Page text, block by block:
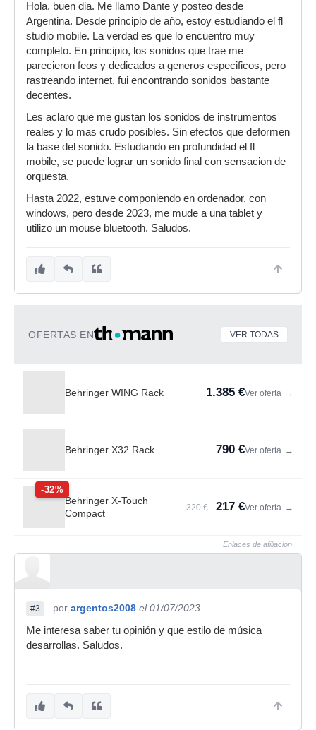
Hola, buen dia. Me llamo Dante y posteo desde
Argentina. Desde principio de año, estoy estudiando el fl
studio mobile. La verdad es que lo encuentro muy
completo. En principio, los sonidos que trae me
parecieron feos y dedicados a generos especificos, pero
rastreando internet, fui encontrando sonidos bastante
decentes.
Les aclaro que me gustan los sonidos de instrumentos
reales y lo mas crudo posibles. Sin efectos que deformen
la base del sonido. Estudiando en profundidad el fl
mobile, se puede lograr un sonido final con sensacion de
orquesta.
Hasta 2022, estuve componiendo en ordenador, con
windows, pero desde 2023, me mude a una tablet y
utilizo un mouse bluetooth. Saludos.
OFERTAS EN VER TODAS
Behringer WING Rack 1.385 €Ver oferta →
Behringer X32 Rack 790 €Ver oferta →
-32%
Behringer X-Touch
Compact
320 € 217 €Ver oferta →
Enlaces de afiliación
#3 por argentos2008 el 01/07/2023
Me interesa saber tu opinión y que estilo de música
desarrollas. Saludos.